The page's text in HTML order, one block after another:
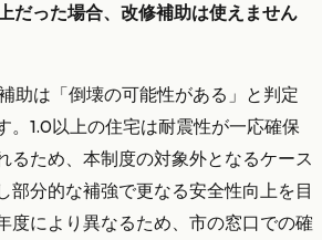
だった場合、改修補助は使えません
助は「倒壊の可能性がある」と判定
。1.0以上の住宅は耐震性が一応確保
るため、本制度の対象外となるケース
部分的な補強で更なる安全性向上を目
度により異なるため、市の窓口での確